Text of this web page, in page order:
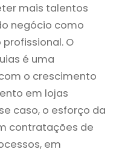
mais talentos
negócio como
O
é uma
o crescimento
em lojas
caso, o esforço da
contratações de
em